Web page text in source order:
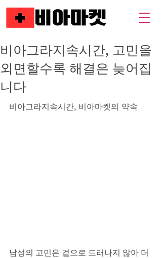
비아그라지속시간, 고민을
외면할수록 해결은 늦어집
니다
비아그라지속시간, 비아마켓의 약속
남성의 고민은 겉으로 드러나지 않아 더